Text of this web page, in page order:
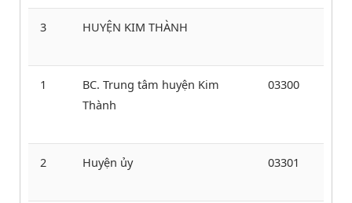
3 HUYỆN KIM THÀNH
1
BC. Trung tâm huyện Kim
Thành
03300
2 Huyện ủy 03301